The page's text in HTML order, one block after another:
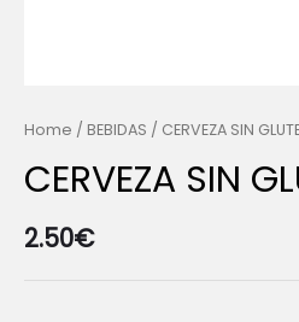
Home / BEBIDAS / CERVEZA SIN
CERVEZA SIN
2.50€